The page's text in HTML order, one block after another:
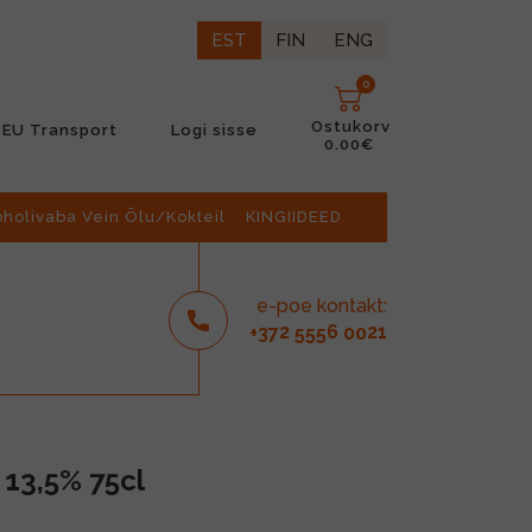
EST FIN ENG
EU Transport Logi sisse
0
Ostukorv
0.00€
Vein Õlu/Kokteil KINGIIDEED
e-poe kontakt:
+372 5556 0021
75cl